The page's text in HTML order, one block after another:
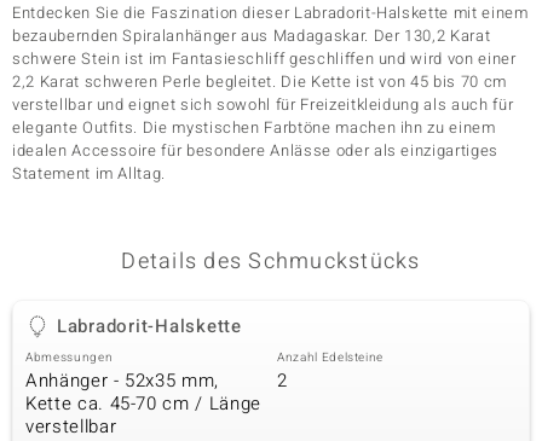
Classics
Entdecken Sie die Faszination dieser Labradorit-Halskette mit einem
bezaubernden Spiralanhänger aus Madagaskar. Der 130,2 Karat
schwere Stein ist im Fantasieschliff geschliffen und wird von einer
2,2 Karat schweren Perle begleitet. Die Kette ist von 45 bis 70 cm
verstellbar und eignet sich sowohl für Freizeitkleidung als auch für
elegante Outfits. Die mystischen Farbtöne machen ihn zu einem
idealen Accessoire für besondere Anlässe oder als einzigartiges
Statement im Alltag.
Details des Schmuckstücks
Labradorit-Halskette
Abmessungen
Anhänger - 52x35 mm,
Kette ca. 45-70 cm / Länge
verstellbar
Anzahl Edelsteine
2